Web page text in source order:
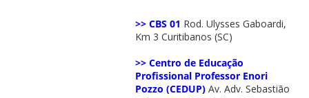
>> CBS 01 Rod. Ulysses Gaboardi,
Km 3 Curitibanos (SC)
>> Centro de Educação
Profissional Professor Enori
Pozzo (CEDUP)Av. Adv. Sebastião